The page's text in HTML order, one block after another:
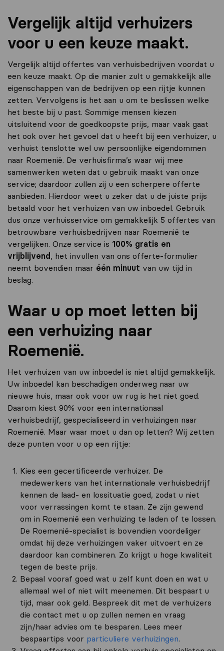
Vergelijk altijd verhuizers
voor u een keuze maakt.
Vergelijk altijd offertes van verhuisbedrijven voordat u
een keuze maakt. Op die manier zult u gemakkelijk alle
eigenschappen van de bedrijven op een rijtje kunnen
zetten. Vervolgens is het aan u om te beslissen welke
het beste bij u past. Sommige mensen kiezen
uitsluitend voor de goedkoopste prijs, maar vaak gaat
het ook over het gevoel dat u heeft bij een verhuizer, u
verhuist tenslotte wel uw persoonlijke eigendommen
naar Roemenië. De verhuisfirma’s waar wij mee
samenwerken weten dat u gebruik maakt van onze
service; daardoor zullen zij u een scherpere offerte
aanbieden. Hierdoor weet u zeker dat u de juiste prijs
betaald voor het verhuizen van uw inboedel. Gebruik
dus onze verhuisservice om gemakkelijk 5 offertes van
betrouwbare verhuisbedrijven naar Roemenië te
vergelijken. Onze service is 100% gratis en
vrijblijvend , het invullen van ons offerte-formulier
neemt bovendien maar één minuut van uw tijd in
beslag.
Waar u op moet letten bij
een verhuizing naar
Roemenië.
Het verhuizen van uw inboedel is niet altijd gemakkelijk.
Uw inboedel kan beschadigen onderweg naar uw
nieuwe huis, maar ook voor uw rug is het niet goed.
Daarom kiest 90% voor een internationaal
verhuisbedrijf, gespecialiseerd in verhuizingen naar
Roemenië. Maar waar moet u dan op letten? Wij zetten
deze punten voor u op een rijtje:
Kies een gecertificeerde verhuizer. De
medewerkers van het internationale verhuisbedrijf
kennen de laad- en lossituatie goed, zodat u niet
voor verrassingen komt te staan. Ze zijn gewend
om in Roemenië een verhuizing te laden of te lossen.
De Roemenië-specialist is bovendien voordeliger
omdat hij deze verhuizingen vaker uitvoert en ze
daardoor kan combineren. Zo krijgt u hoge kwaliteit
tegen de beste prijs.
Bepaal vooraf goed wat u zelf kunt doen en wat u
allemaal wel of niet wilt meenemen. Dit bespaart u
tijd, maar ook geld. Bespreek dit met de verhuizers
die contact met u op zullen nemen en vraag
zijn/haar advies om te besparen. Lees meer
bespaartips voor particuliere verhuizingen.